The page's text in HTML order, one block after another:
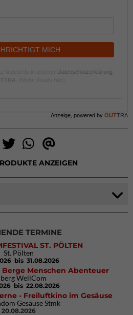
MICH
Datenschutzerklärung
Anzeige, powered by OUTTRA
ANZEIGEN
TERMINE
ST. PÖLTEN
St. Pölten
bis 31.08.2026
Menschen Abenteuer
WellCom
bis 22.08.2026
- Freiluftkino im Gesäuse
Gesäuse Stmk
20.08.2026